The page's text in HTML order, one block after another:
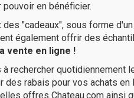
en bénéficier.
"cadeaux", sous forme
également offrir des
vente en ligne !
rechercher quotidiennement
rabais pour vos achats
offres Chateau.com ainsi